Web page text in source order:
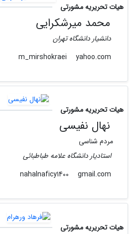
هیات تحریریه مشورتی
محمد میرشکرایى
دانشیار دانشگاه تهران
yahoo.com
هیات تحریریه مشورتی
نهال نفیسی
مردم شناسی
استادیار دانشگاه علامه طباطبائی
gmail.com
هیات تحریریه مشورتی